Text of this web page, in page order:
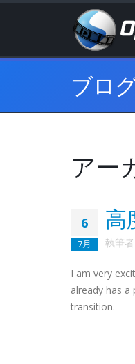
ブロ
アー
6
7月
高
執筆者
I am very
already has
transition.